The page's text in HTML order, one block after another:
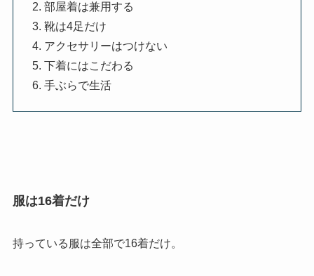
部屋着は兼用する
靴は4足だけ
アクセサリーはつけない
下着にはこだわる
手ぶらで生活
服は16着だけ
持っている服は全部で16着だけ。